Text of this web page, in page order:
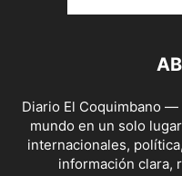
Diario El Coquimbano
mundo en un solo
internacionales,
información clara,